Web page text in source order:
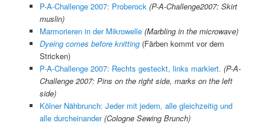
P-A-Challenge 2007: Proberock (P-A-Challenge2007: Skirt
muslin)
Marmorieren in der Mikrowelle (Marbling in the microwave)
Dyeing comes before knitting(Färben kommt vor dem
Stricken)
P-A-Challenge 2007: Rechts gesteckt, links markiert. (P-A-
Challenge 2007: Pins on the right side, marks on the left
side)
Kölner Nähbrunch: Jeder mit jedem, alle gleichzeitig und
alle durcheinander (Cologne Sewing Brunch)